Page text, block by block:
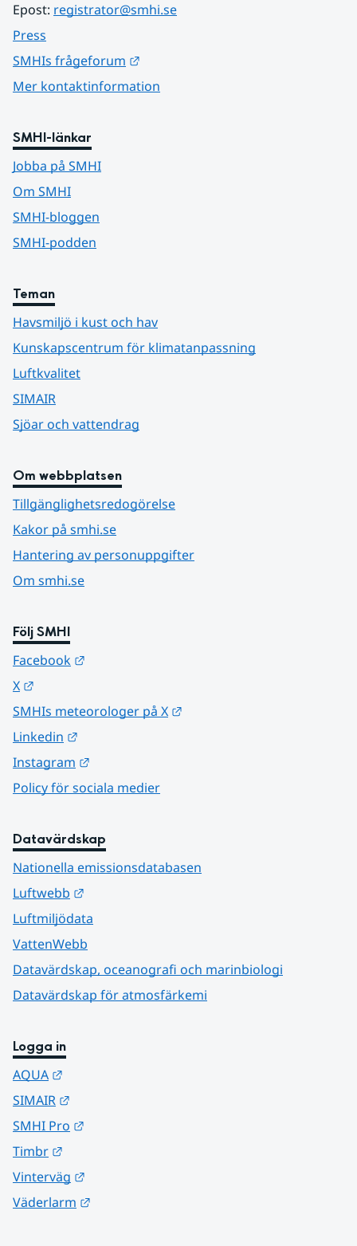
Epost: registrator@smhi.se
Press
SMHIs frågeforum
Mer kontaktinformation
SMHI-länkar
Jobba på SMHI
Om SMHI
SMHI-bloggen
SMHI-podden
Teman
Havsmiljö i kust och hav
Kunskapscentrum för klimatanpassning
Luftkvalitet
SIMAIR
Sjöar och vattendrag
Om webbplatsen
Tillgänglighetsredogörelse
Kakor på smhi.se
Hantering av personuppgifter
Om smhi.se
Följ SMHI
Facebook
X
SMHIs meteorologer på X
Linkedin
Instagram
Policy för sociala medier
Datavärdskap
Nationella emissionsdatabasen
Luftwebb
Luftmiljödata
VattenWebb
Datavärdskap, oceanografi och marinbiologi
Datavärdskap för atmosfärkemi
Logga in
AQUA
SIMAIR
SMHI Pro
Timbr
Vinterväg
Väderlarm